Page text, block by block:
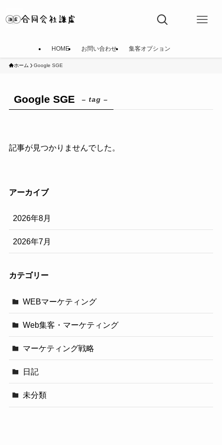
HOME お問い合わせ 集客オプション
ホーム Google SGE
Google SGE – tag –
記事が見つかりませんでした。
アーカイブ
2026年8月
2026年7月
カテゴリー
WEBマーケティング
Web集客・マーケティング
マーケティング戦略
日記
未分類